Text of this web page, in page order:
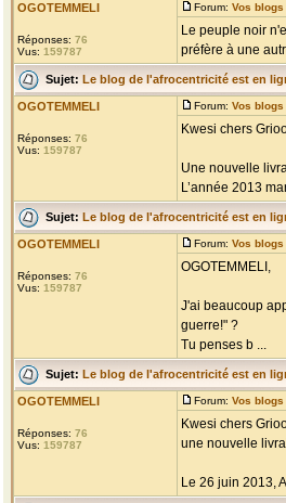
OGOTEMMELI
Réponses: 76
Vus: 159787
Forum: Vos blogs
Le peuple noir
préfère à une
Sujet: Le blog de l'afrocentricité est en
OGOTEMMELI
Réponses: 76
Vus: 159787
Forum: Vos blogs
Kwesi chers
Une nouvelle
L’année 2013
Sujet: Le blog de l'afrocentricité est en
OGOTEMMELI
Réponses: 76
Vus: 159787
Forum: Vos blogs
OGOTEMMELI,
J'ai beaucoup
guerre!" ?
Tu penses b ...
Sujet: Le blog de l'afrocentricité est en
OGOTEMMELI
Réponses: 76
Vus: 159787
Forum: Vos blogs
Kwesi chers
une nouvelle
Le 26 juin 2013,